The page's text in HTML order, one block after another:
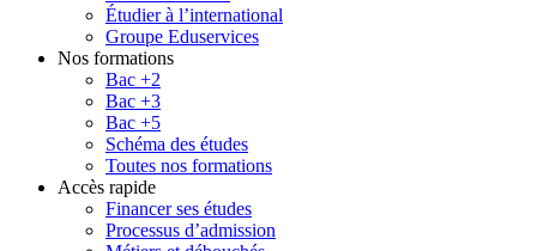
Étudier à l’international
Groupe Eduservices
Nos formations
Bac +2
Bac +3
Bac +5
Schéma des études
Toutes nos formations
Accès rapide
Financer ses études
Processus d’admission